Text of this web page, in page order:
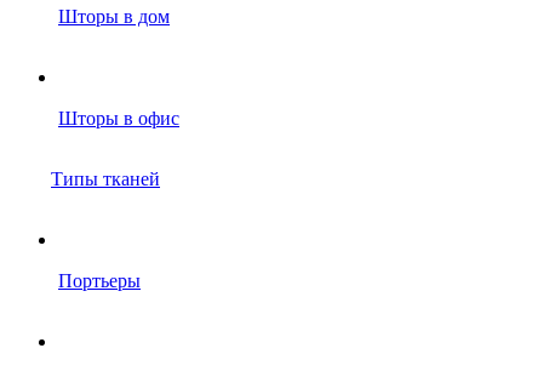
Шторы в дом
Шторы в офис
Типы тканей
Портьеры